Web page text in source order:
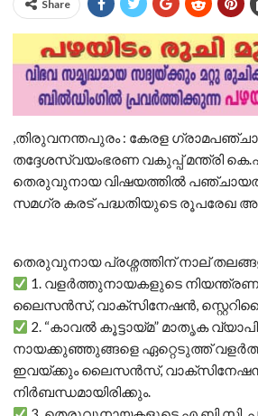
Share
,തിരുവനന്തപുരം : കേരള
തദ്ദേശസ്വയംഭരണ വകുപ്പ് മന്ത്രി
തെരുവുനായ വിഷയത്തിൽ
സമഗ്ര കരട് പദ്ധതിയുടെ രൂപരേഖ
തെരുവുനായ പ്രശ്നത്തിന് നാല്
1. വളർത്തുനായകളുടെ
ലൈസൻസ്, വാക്സിനേഷൻ,
2. “കാവൽ കൂട്ടായ്മ” മാതൃക
നായക്കുഞ്ഞുങ്ങളെ ഏറ്റെടുത്ത്
ഇവയ്ക്കും ലൈസൻസ്, വാക്സിനേഷൻ,
നിർബന്ധമായിരിക്കും.